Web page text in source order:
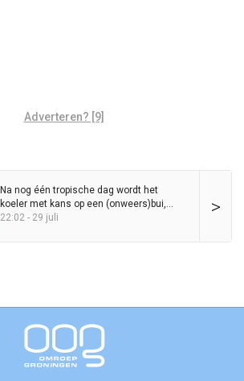
Adverteren? [9]
>
Na nog één tropische dag wordt het
koeler met kans op een (onweers)bui,
maar zomer blijft in het zadel
22:02 - 29 juli